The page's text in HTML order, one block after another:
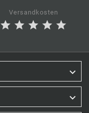
Versandkosten
star star star star star

